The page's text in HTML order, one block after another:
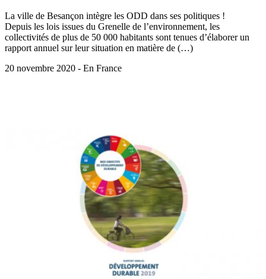
La ville de Besançon intègre les ODD dans ses politiques !
Depuis les lois issues du Grenelle de l’environnement, les
collectivités de plus de 50 000 habitants sont tenues d’élaborer un
rapport annuel sur leur situation en matière de (…)
20 novembre 2020 - En France